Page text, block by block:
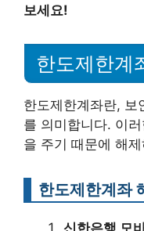
보세요!
한도제한계
한도제한계좌란, 보
를 의미합니다. 이
을 주기 때문에 해
한도제한계좌
신한은행 모